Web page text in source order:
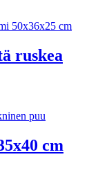
ruskea
cm